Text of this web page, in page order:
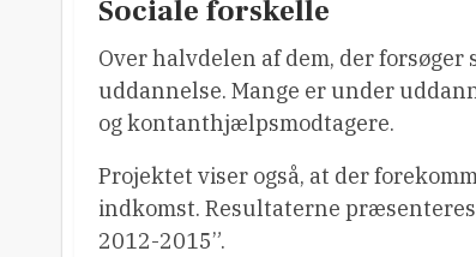
Sociale forskelle
Over halvdelen af dem, der
uddannelse. Mange er under
og kontanthjælpsmodtagere.
Projektet viser også, at der
indkomst. Resultaterne
2012-2015”.